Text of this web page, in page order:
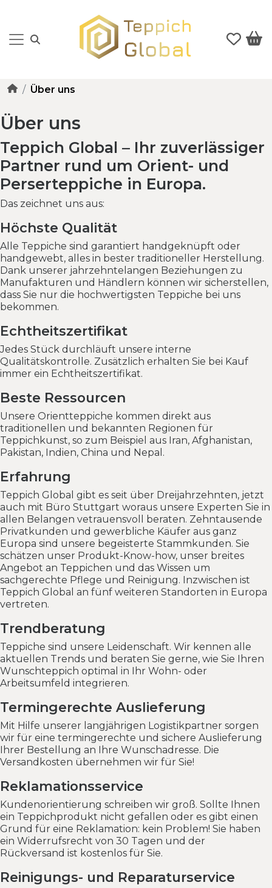
Über uns
Über uns
Teppich Global – Ihr zuverlässiger
Partner rund um Orient- und
Perserteppiche in Europa.
Das zeichnet uns aus:
Höchste Qualität
Alle Teppiche sind garantiert handgeknüpft oder
handgewebt, alles in bester traditioneller Herstellung.
Dank unserer jahrzehntelangen Beziehungen zu
Manufakturen und Händlern können wir sicherstellen,
dass Sie nur die hochwertigsten Teppiche bei uns
bekommen.
Echtheitszertifikat
Jedes Stück durchläuft unsere interne
Qualitätskontrolle. Zusätzlich erhalten Sie bei Kauf
immer ein Echtheitszertifikat.
Beste Ressourcen
Unsere Orientteppiche kommen direkt aus
traditionellen und bekannten Regionen für
Teppichkunst, so zum Beispiel aus Iran, Afghanistan,
Pakistan, Indien, China und Nepal.
Erfahrung
Teppich Global gibt es seit über Dreijahrzehnten, jetzt
auch mit Büro Stuttgart woraus unsere Experten Sie in
allen Belangen vetrauensvoll beraten. Zehntausende
Privatkunden und gewerbliche Käufer aus ganz
Europa sind unsere begeisterte Stammkunden. Sie
schätzen unser Produkt-Know-how, unser breites
Angebot an Teppichen und das Wissen um
sachgerechte Pflege und Reinigung. Inzwischen ist
Teppich Global an fünf weiteren Standorten in Europa
vertreten.
Trendberatung
Teppiche sind unsere Leidenschaft. Wir kennen alle
aktuellen Trends und beraten Sie gerne, wie Sie Ihren
Wunschteppich optimal in Ihr Wohn- oder
Arbeitsumfeld integrieren.
Termingerechte Auslieferung
Mit Hilfe unserer langjährigen Logistikpartner sorgen
wir für eine termingerechte und sichere Auslieferung
Ihrer Bestellung an Ihre Wunschadresse. Die
Versandkosten übernehmen wir für Sie!
Reklamationsservice
Kundenorientierung schreiben wir groß. Sollte Ihnen
ein Teppichprodukt nicht gefallen oder es gibt einen
Grund für eine Reklamation: kein Problem! Sie haben
ein Widerrufsrecht von 30 Tagen und der
Rückversand ist kostenlos für Sie.
Reinigungs- und Reparaturservice